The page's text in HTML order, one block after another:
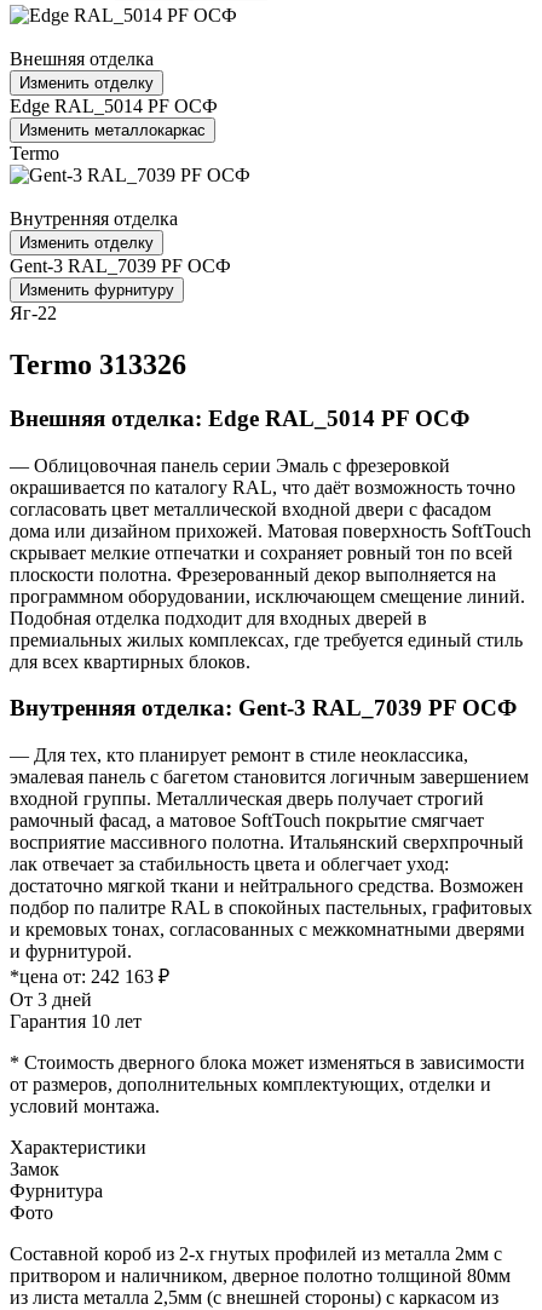
Внешняя отделка
Изменить отделку
Edge RAL_5014 PF ОСФ
Изменить металлокаркас
Termo
Внутренняя отделка
Изменить отделку
Gent-3 RAL_7039 PF ОСФ
Изменить фурнитуру
Яг-22
Termo 313326
Внешняя отделка: Edge RAL_5014 PF ОСФ
— Облицовочная панель серии Эмаль с фрезеровкой
окрашивается по каталогу RAL, что даёт возможность точно
согласовать цвет металлической входной двери с фасадом
дома или дизайном прихожей. Матовая поверхность SoftTouch
скрывает мелкие отпечатки и сохраняет ровный тон по всей
плоскости полотна. Фрезерованный декор выполняется на
программном оборудовании, исключающем смещение линий.
Подобная отделка подходит для входных дверей в
премиальных жилых комплексах, где требуется единый стиль
для всех квартирных блоков.
Внутренняя отделка: Gent-3 RAL_7039 PF ОСФ
— Для тех, кто планирует ремонт в стиле неоклассика,
эмалевая панель с багетом становится логичным завершением
входной группы. Металлическая дверь получает строгий
рамочный фасад, а матовое SoftTouch покрытие смягчает
восприятие массивного полотна. Итальянский сверхпрочный
лак отвечает за стабильность цвета и облегчает уход:
достаточно мягкой ткани и нейтрального средства. Возможен
подбор по палитре RAL в спокойных пастельных, графитовых
и кремовых тонах, согласованных с межкомнатными дверями
и фурнитурой.
*цена от: 242 163 ₽
От 3 дней
Гарантия 10 лет
* Стоимость дверного блока может изменяться в зависимости
от размеров, дополнительных комплектующих, отделки и
условий монтажа.
Характеристики
Замок
Фурнитура
Фото
Составной короб из 2-х гнутых профилей из металла 2мм с
притвором и наличником, дверное полотно толщиной 80мм
из листа металла 2,5мм (с внешней стороны) c каркасом из